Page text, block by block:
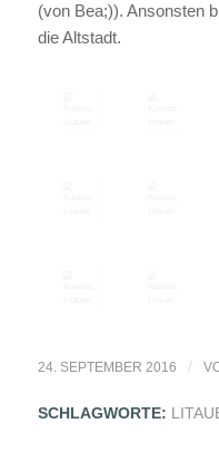
(von Bea;)). Ansonsten
die Altstadt.
24. SEPTEMBER 2016 /
SCHLAGWORTE: